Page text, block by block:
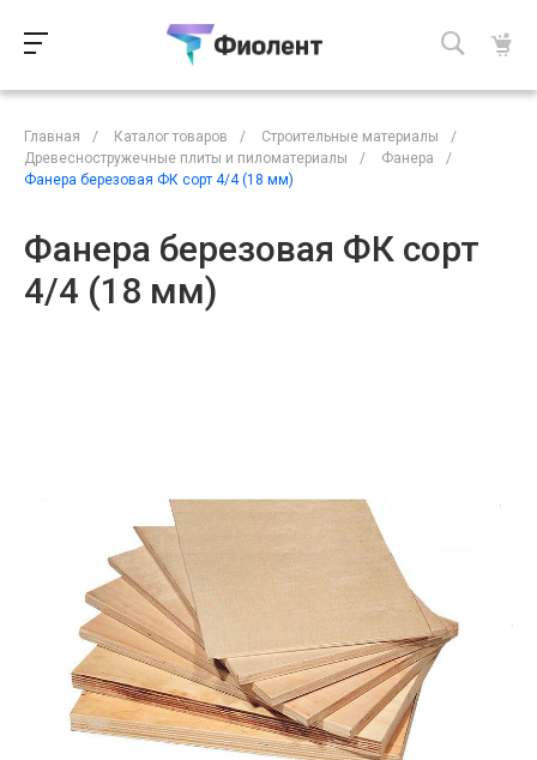
Главная / Каталог товаров / Строительные материалы
/
Древесностружечные плиты и пиломатериалы
/ Фанера
/
Фанера березовая ФК сорт 4/4 (18 мм)
Фанера березовая ФК сорт
4/4 (18 мм)